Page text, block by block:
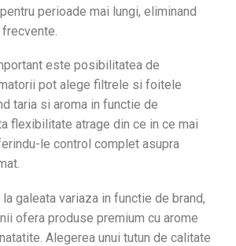
perioade mai lungi, eliminand
este posibilitatea de
pot alege filtrele si foitele
taria si aroma in functie de
flexibilitate atrage din ce in ce mai
le control complet asupra
galeata variaza in functie de brand,
ofera produse premium cu arome
Alegerea unui tutun de calitate